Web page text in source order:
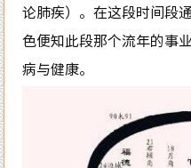
论肺疾）。在这段时间段
色便知此段那个流年的事
病与健康。